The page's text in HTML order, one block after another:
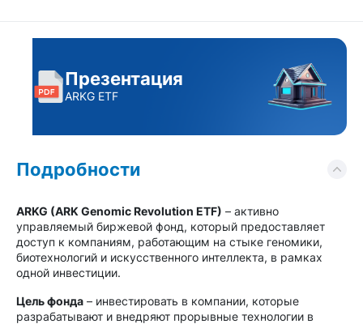
Подробности
ARKG (ARK Genomic Revolution ETF) – активно
управляемый биржевой фонд, который предоставляет
доступ к компаниям, работающим на стыке геномики,
биотехнологий и искусственного интеллекта, в рамках
одной инвестиции.
Цель фонда – инвестировать в компании, которые
разрабатывают и внедряют прорывные технологии в
Презентация
ARKG ETF